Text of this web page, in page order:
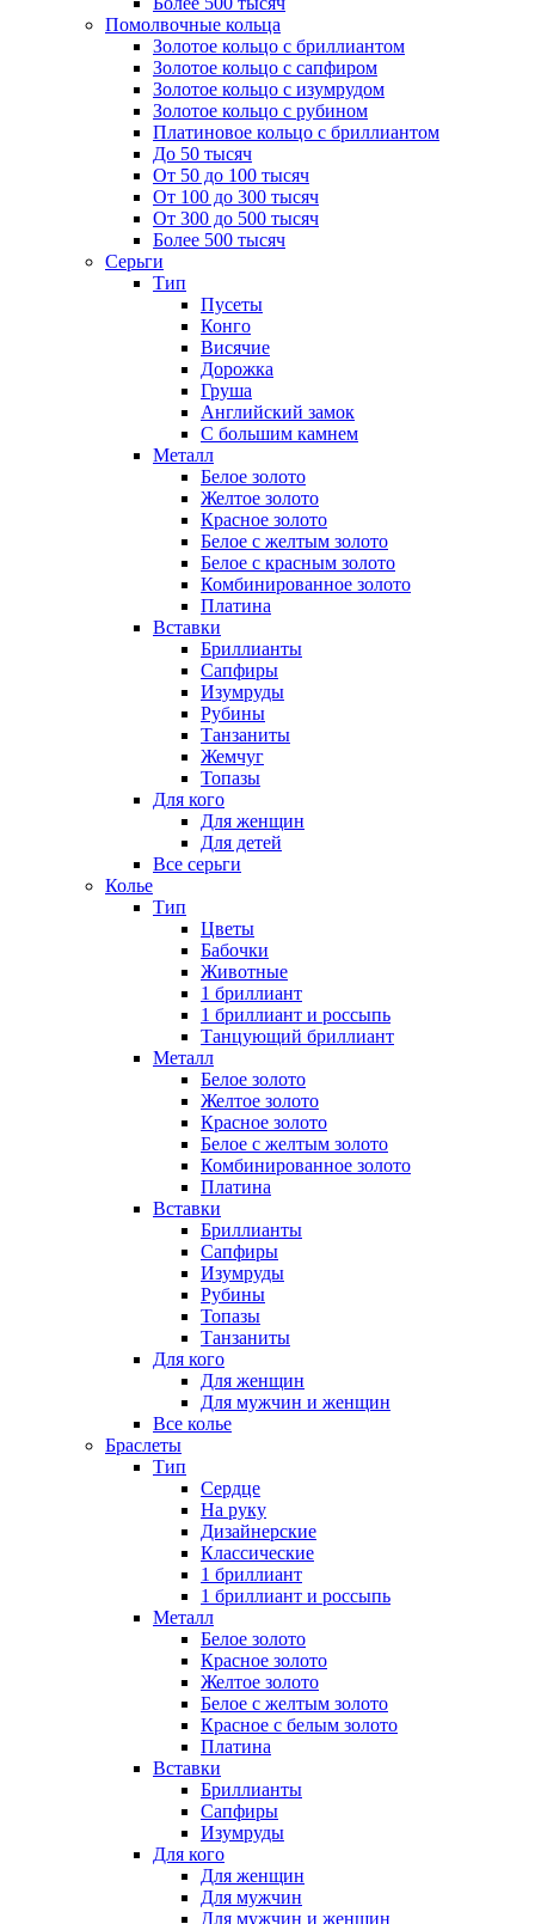
Помолвочные кольца
Золотое кольцо с бриллиантом
Золотое кольцо с сапфиром
Золотое кольцо с изумрудом
Золотое кольцо с рубином
Платиновое кольцо с бриллиантом
До 50 тысяч
От 50 до 100 тысяч
От 100 до 300 тысяч
От 300 до 500 тысяч
Более 500 тысяч
Серьги
Тип
Пусеты
Конго
Висячие
Дорожка
Груша
Английский замок
С большим камнем
Металл
Белое золото
Желтое золото
Красное золото
Белое с желтым золото
Белое с красным золото
Комбинированное золото
Платина
Вставки
Бриллианты
Сапфиры
Изумруды
Рубины
Танзаниты
Жемчуг
Топазы
Для кого
Для женщин
Для детей
Все серьги
Колье
Тип
Цветы
Бабочки
Животные
1 бриллиант
1 бриллиант и россыпь
Танцующий бриллиант
Металл
Белое золото
Желтое золото
Красное золото
Белое с желтым золото
Комбинированное золото
Платина
Вставки
Бриллианты
Сапфиры
Изумруды
Рубины
Топазы
Танзаниты
Для кого
Для женщин
Для мужчин и женщин
Все колье
Браслеты
Тип
Сердце
На руку
Дизайнерские
Классические
1 бриллиант
1 бриллиант и россыпь
Металл
Белое золото
Красное золото
Желтое золото
Белое с желтым золото
Красное с белым золото
Платина
Вставки
Бриллианты
Сапфиры
Изумруды
Для кого
Для женщин
Для мужчин
Для мужчин и женщин